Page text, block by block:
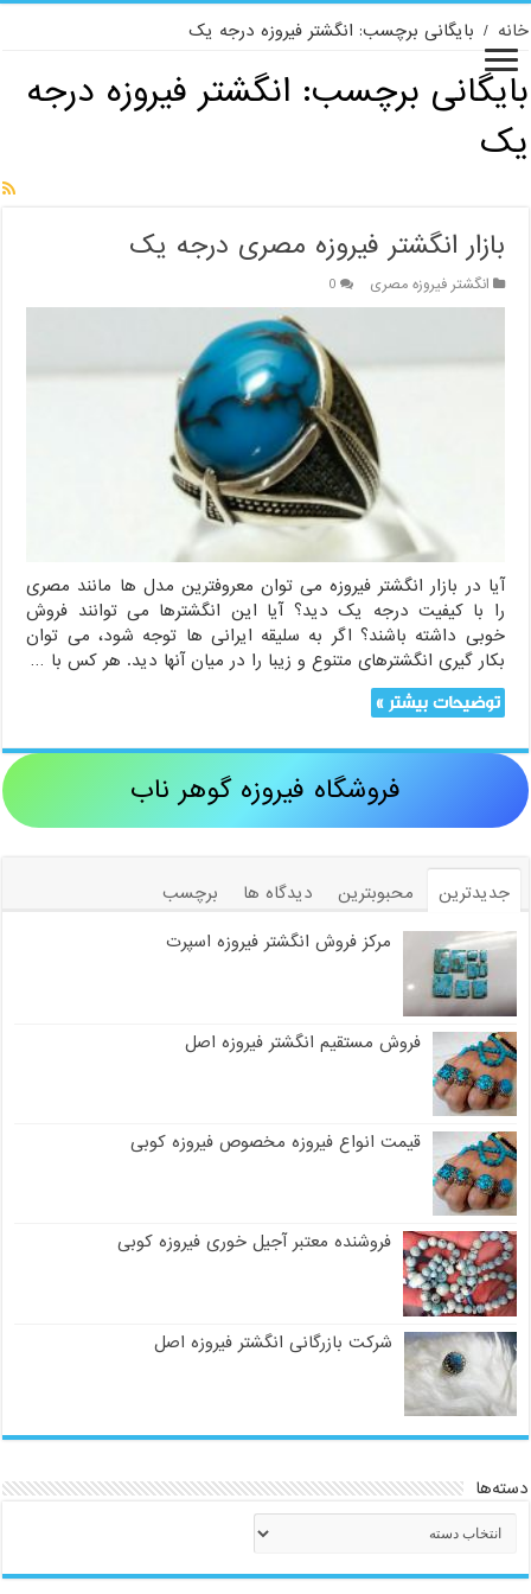
خانه / بایگانی برچسب: انگشتر فیروزه درجه یک
بایگانی برچسب: انگشتر فیروزه درجه
یک
بازار انگشتر فیروزه مصری درجه یک
انگشتر فیروزه مصری 0
آیا در بازار انگشتر فیروزه می توان معروفترین مدل ها مانند مصری
را با کیفیت درجه یک دید؟ آیا این انگشترها می توانند فروش
خوبی داشته باشند؟ اگر به سلیقه ایرانی ها توجه شود، می توان
بکار گیری انگشترهای متنوع و زیبا را در میان آنها دید. هر کس با …
توضیحات بیشتر »
فروشگاه فیروزه گوهر ناب
جدیدترین محبوبترین دیدگاه ها
برچسب
مرکز فروش انگشتر فیروزه اسپرت
فروش مستقیم انگشتر فیروزه اصل
قیمت انواع فیروزه مخصوص فیروزه کوبی
فروشنده معتبر آجیل خوری فیروزه کوبی
شرکت بازرگانی انگشتر فیروزه اصل
دسته‌ها
دسته‌ها